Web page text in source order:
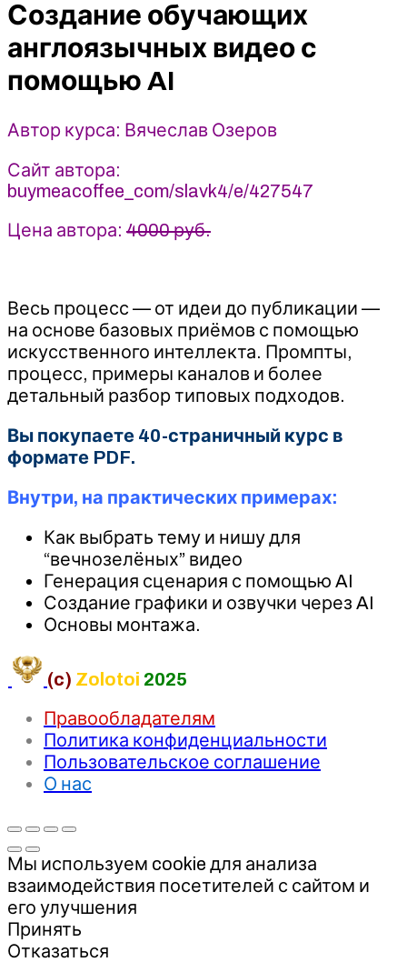
с
помощью
AI
-
Вячеслав
Озеров
(2025)
Создание обучающих
англоязычных видео с
помощью AI
Автор курса: Вячеслав Озеров
Сайт автора:
buymeacoffee_com/slavk4/e/427547
Цена автора: 4000 руб.
Весь процесс — от идеи до публикации —
на основе базовых приёмов с помощью
искусственного интеллекта. Промпты,
процесс, примеры каналов и более
детальный разбор типовых подходов.
Вы покупаете 40-страничный курс в
формате PDF.
Внутри, на практических примерах:
Как выбрать тему и нишу для
“вечнозелёных” видео
Генерация сценария с помощью AI
Создание графики и озвучки через AI
Основы монтажа.
(c) Zolotoi 2025
Правообладателям
Политика конфиденциальности
Пользовательское соглашение
О нас
Мы используем cookie для анализа
взаимодействия посетителей с сайтом и
его улучшения
Принять
Отказаться